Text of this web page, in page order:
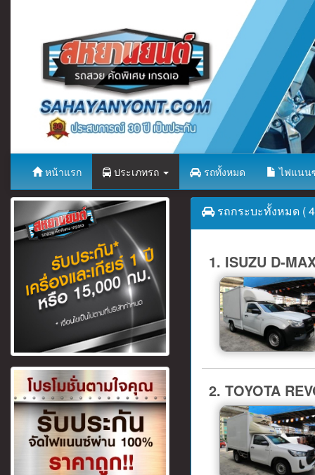
หน้าแรก ประเภทรถ รถทั้งหมด ไฟแนน
รถกระบะทั้งหมด (
1. ISUZU D-
2. TOYOTA